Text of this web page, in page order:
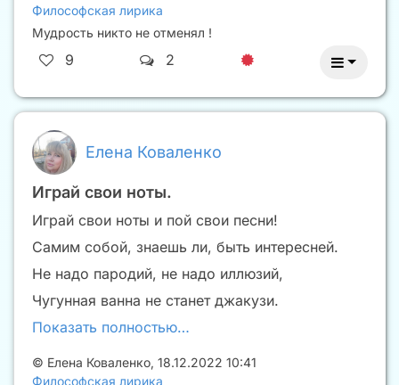
Философская лирика
Мудрость никто не отменял !
9 2
Елена Коваленко
Играй свои ноты.
Играй свои ноты и пой свои песни!
Самим собой, знаешь ли, быть интересней.
Не надо пародий, не надо иллюзий,
Чугунная ванна не станет джакузи.
Показать полностью…
© Елена Коваленко, 18.12.2022 10:41
Философская лирика